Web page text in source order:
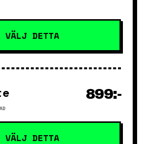
VÄLJ DETTA
899:-
VÄLJ DETTA